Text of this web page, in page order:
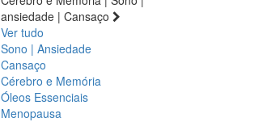
ansiedade | Cansaço
Ver tudo
Sono | Ansiedade
Cansaço
Cérebro e Memória
Óleos Essenciais
Menopausa